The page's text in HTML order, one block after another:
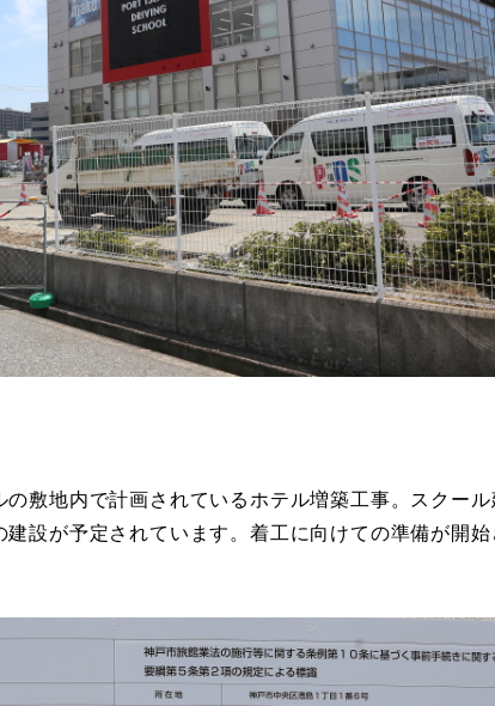
敷地内で計画されているホテル増築工事。スクール
設が予定されています。着工に向けての準備が開始